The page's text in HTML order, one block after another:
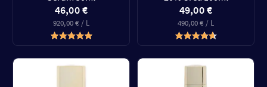
46,00 €
920,00 € / L
49,00 €
490,00 € / L